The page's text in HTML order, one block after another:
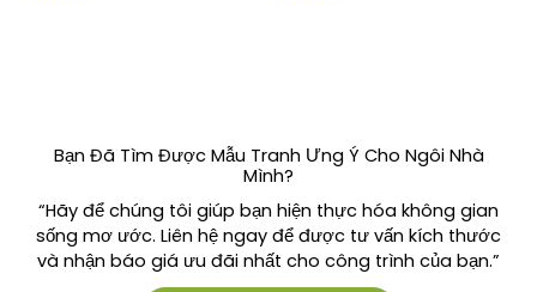
Bạn Đã Tìm Được Mẫu Tranh Ưng Ý Cho Ngôi Nhà
Mình?
“Hãy để chúng tôi giúp bạn hiện thực hóa không gian
sống mơ ước. Liên hệ ngay để được tư vấn kích thước
và nhận báo giá ưu đãi nhất cho công trình của bạn.”